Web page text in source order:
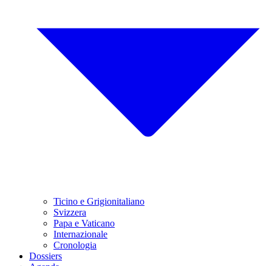
Ticino e Grigionitaliano
Svizzera
Papa e Vaticano
Internazionale
Cronologia
Dossiers